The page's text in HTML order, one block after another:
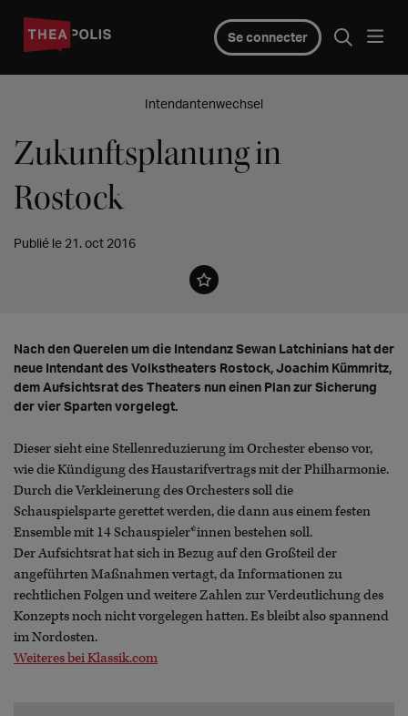
Se connecter
Intendantenwechsel
Zukunftsplanung in
Rostock
Publié le 21. oct 2016
Nach den Querelen um die Intendanz Sewan Latchinians hat der
neue Intendant des Volkstheaters Rostock, Joachim Kümmritz,
dem Aufsichtsrat des Theaters nun einen Plan zur Sicherung
der vier Sparten vorgelegt.
Dieser sieht eine Stellenreduzierung im Orchester ebenso vor,
wie die Kündigung des Haustarifvertrags mit der Philharmonie.
Durch die Verkleinerung des Orchesters soll die
Schauspielsparte gerettet werden, die dann aus einem festen
Ensemble mit 14 Schauspieler*innen bestehen soll.
Der Aufsichtsrat hat sich in Bezug auf den Großteil der
angeführten Maßnahmen vertagt, da Informationen zu
rechtlichen Folgen und weitere Zahlen zur Verdeutlichung des
Konzepts noch nicht vorgelegen hatten. Es bleibt also spannend
im Nordosten.
Weiteres bei Klassik.com